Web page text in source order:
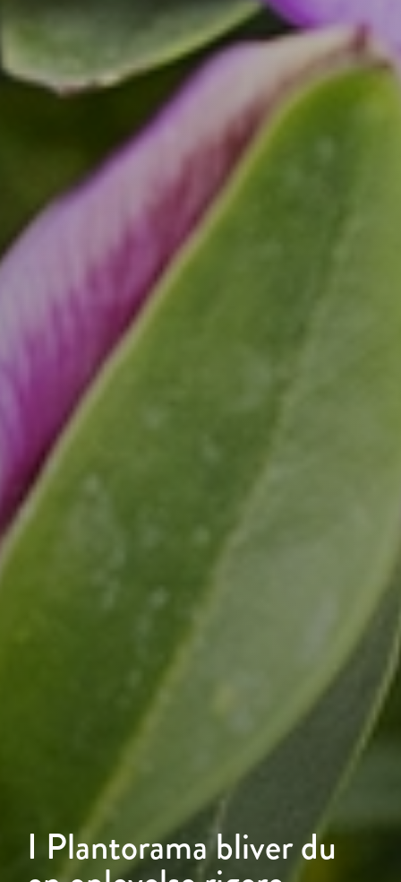
I Plantorama bliver du